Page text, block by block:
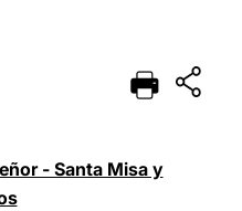
POLSKI
中文
- Santa Misa y